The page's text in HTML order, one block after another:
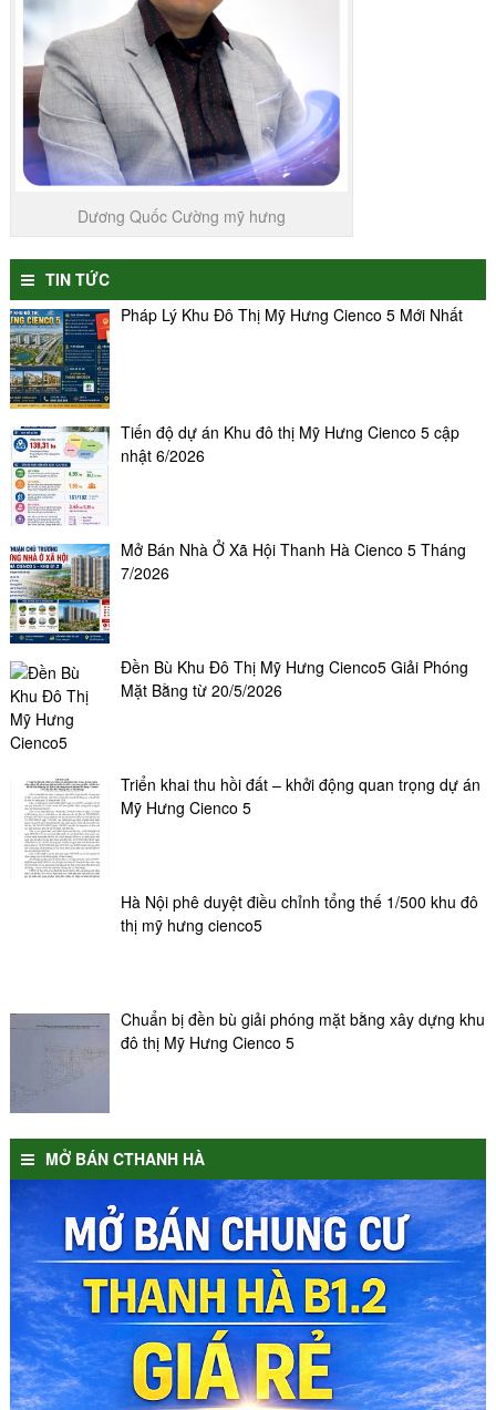
Dương Quốc Cường mỹ hưng
TIN TỨC
Pháp Lý Khu Đô Thị Mỹ Hưng Cienco 5 Mới Nhất
Tiến độ dự án Khu đô thị Mỹ Hưng Cienco 5 cập
nhật 6/2026
Mở Bán Nhà Ở Xã Hội Thanh Hà Cienco 5 Tháng
7/2026
Đền Bù Khu Đô Thị Mỹ Hưng Cienco5 Giải Phóng
Mặt Bằng từ 20/5/2026
Triển khai thu hồi đất – khởi động quan trọng dự án
Mỹ Hưng Cienco 5
Hà Nội phê duyệt điều chỉnh tổng thế 1/500 khu đô
thị mỹ hưng cienco5
Chuẩn bị đền bù giải phóng mặt bằng xây dựng khu
đô thị Mỹ Hưng Cienco 5
MỞ BÁN CTHANH HÀ